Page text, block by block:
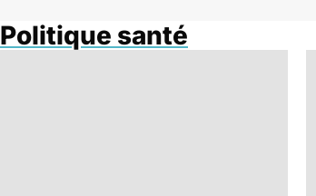
Politique santé